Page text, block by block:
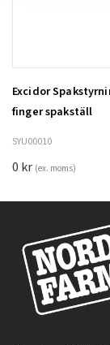
Excidor
finger spakställ
SYU00010
0 kr (ex. moms)